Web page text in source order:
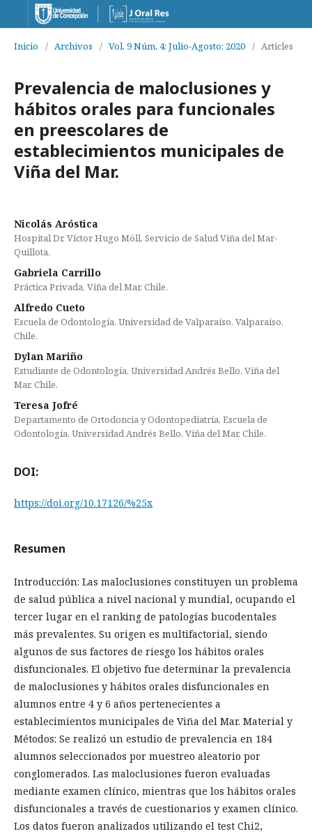
Inicio / Archivos / Vol. 9 Núm. 4: Julio-Agosto; 2020 / Articles
Prevalencia de maloclusiones y
hábitos orales para funcionales
en preescolares de
establecimientos municipales de
Viña del Mar.
Nicolás Aróstica
Hospital Dr. Víctor Hugo Möll, Servicio de Salud Viña del Mar-
Quillota.
Gabriela Carrillo
Práctica Privada, Viña del Mar, Chile.
Alfredo Cueto
Escuela de Odontología, Universidad de Valparaíso, Valparaíso,
Chile.
Dylan Mariño
Estudiante de Odontología, Universidad Andrés Bello. Viña del
Mar, Chile.
Teresa Jofré
Departamento de Ortodoncia y Odontopediatría, Escuela de
Odontología, Universidad Andrés Bello, Viña del Mar, Chile.
DOI:
https://doi.org/10.17126/%25x
Resumen
Introducción: Las maloclusiones constituyen un problema
de salud pública a nivel nacional y mundial, ocupando el
tercer lugar en el ranking de patologías bucodentales
más prevalentes. Su origen es multifactorial, siendo
algunos de sus factores de riesgo los hábitos orales
disfuncionales. El objetivo fue determinar la prevalencia
de maloclusiones y hábitos orales disfuncionales en
alumnos entre 4 y 6 años pertenecientes a
establecimientos municipales de Viña del Mar. Material y
Métodos: Se realizó un estudio de prevalencia en 184
alumnos seleccionados por muestreo aleatorio por
conglomerados. Las maloclusiones fueron evaluadas
mediante examen clínico, mientras que los hábitos orales
disfuncionales a través de cuestionarios y examen clínico.
Los datos fueron analizados utilizando el test Chi2,